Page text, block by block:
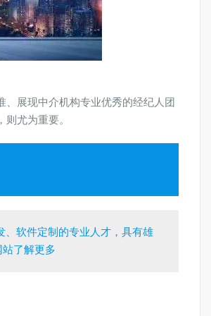
展现中介机构专业优秀的经纪人团
尤为重要。
软件定制的专业人才，具有雄
了解更多